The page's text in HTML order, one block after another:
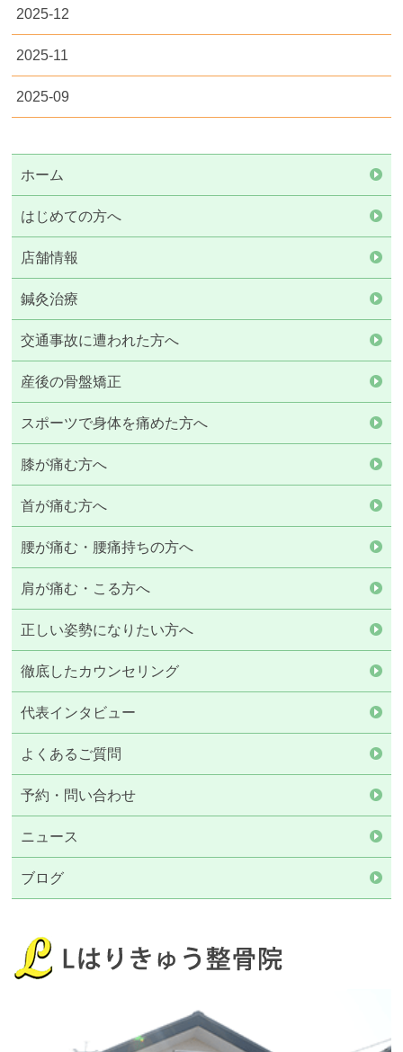
2025-12
2025-11
2025-09
ホーム
はじめての方へ
店舗情報
鍼灸治療
交通事故に遭われた方へ
産後の骨盤矯正
スポーツで身体を痛めた方へ
膝が痛む方へ
首が痛む方へ
腰が痛む・腰痛持ちの方へ
肩が痛む・こる方へ
正しい姿勢になりたい方へ
徹底したカウンセリング
代表インタビュー
よくあるご質問
予約・問い合わせ
ニュース
ブログ